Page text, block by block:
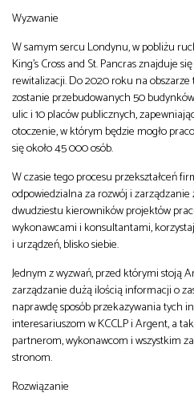
Wyzwanie
W samym sercu Londynu, w pobliżu
King’s Cross and St. Pancras znajduje
rewitalizacji. Do 2020 roku na
zostanie przebudowanych 50
ulic i 10 placów publicznych,
otoczenie, w którym będzie mogło
się około 45 000 osób.
W czasie tego procesu przekształceń
odpowiedzialna za rozwój i zarządzanie
dwudziestu kierowników projektów
wykonawcami i konsultantami,
i urządzeń, blisko siebie.
Jednym z wyzwań, przed którymi stoją
zarządzanie dużą ilością informacji o
naprawdę sposób przekazywania tych
interesariuszom w KCCLP i Argent, a
partnerom, wykonawcom i wszystkim
stronom.
Rozwiązanie